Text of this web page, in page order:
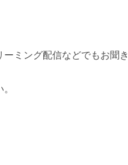
ミング配信などでもお聞